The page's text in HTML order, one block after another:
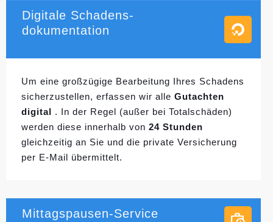
Digitale Schadens-
dokumentation
Um eine großzügige Bearbeitung Ihres Schadens
sicherzustellen, erfassen wir alle Gutachten
digital . In der Regel (außer bei Totalschäden)
werden diese innerhalb von 24 Stunden
gleichzeitig an Sie und die private Versicherung
per E-Mail übermittelt.
Mittagspausen-Service